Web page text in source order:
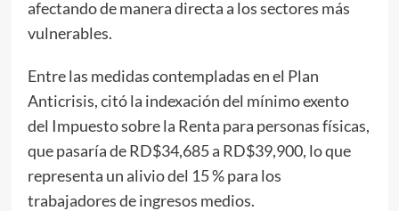
afectando de manera directa a los sectores más
vulnerables.
Entre las medidas contempladas en el Plan
Anticrisis, citó la indexación del mínimo exento
del Impuesto sobre la Renta para personas físicas,
que pasaría de RD$34,685 a RD$39,900, lo que
representa un alivio del 15 % para los
trabajadores de ingresos medios.